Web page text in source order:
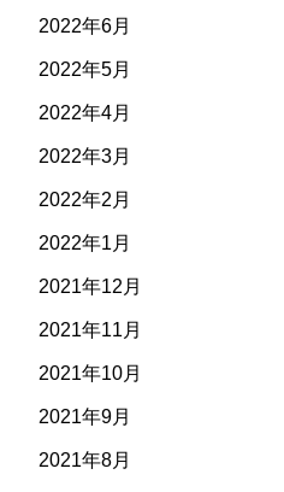
2022年6月
2022年5月
2022年4月
2022年3月
2022年2月
2022年1月
2021年12月
2021年11月
2021年10月
2021年9月
2021年8月